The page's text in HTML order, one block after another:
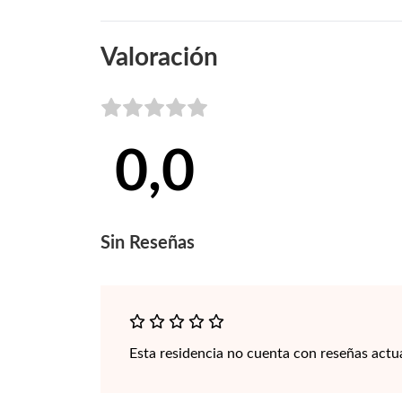
Valoración
0,0
Sin Reseñas
Esta residencia no cuenta con reseñas